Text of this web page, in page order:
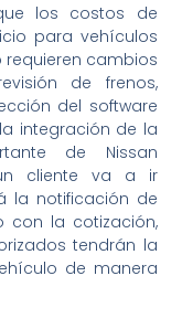
los costos de
para vehículos
requieren cambios
de frenos,
del software
integración de la
de Nissan
cliente va a ir
la notificación de
con la cotización,
tendrán la
de manera